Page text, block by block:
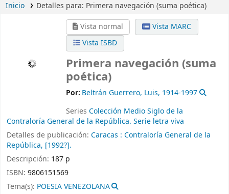
Inicio Detalles para: Primera navegación (suma poética)
Vista normal
Vista MARC
Vista ISBD
Primera navegación (suma
poética)
Por: Beltrán Guerrero, Luis, 1914-1997
Series Colección Medio Siglo de la
Contraloría General de la República. Serie letra viva
Detalles de publicación: Caracas : Contraloría General de la
República, [1992?].
Descripción: 187 p
ISBN: 9806151569
Tema(s): POESIA VENEZOLANA